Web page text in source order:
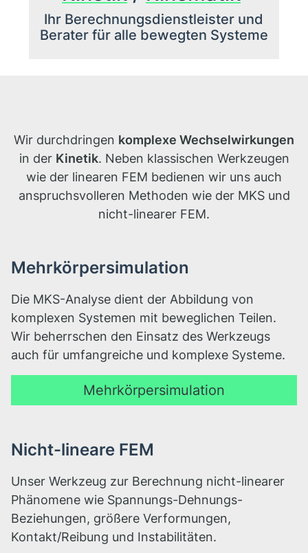
Ihr Berechnungsdienstleister und
Berater für alle bewegten Systeme
Wir durchdringen komplexe Wechselwirkungen
in der Kinetik. Neben klassischen Werkzeugen
wie der linearen FEM bedienen wir uns auch
anspruchsvolleren Methoden wie der MKS und
nicht-linearer FEM.
Mehrkörpersimulation
Die MKS-Analyse dient der Abbildung von
komplexen Systemen mit beweglichen Teilen.
Wir beherrschen den Einsatz des Werkzeugs
auch für umfangreiche und komplexe Systeme.
Mehrkörpersimulation
Nicht-lineare FEM
Unser Werkzeug zur Berechnung nicht-linearer
Phänomene wie Spannungs-Dehnungs-
Beziehungen, größere Verformungen,
Kontakt/Reibung und Instabilitäten.